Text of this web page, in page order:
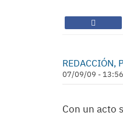
REDACCIÓN,
07/09/09 - 13:56
Con un acto